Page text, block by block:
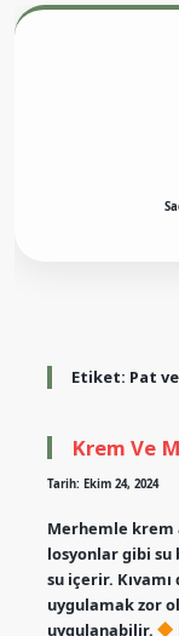
Etiket: Pat
Krem Ve
Tarih: Ekim 24, 2024
Merhemle krem
losyonlar gibi su
su içerir.
uygulamak zor
uygulanabilir.